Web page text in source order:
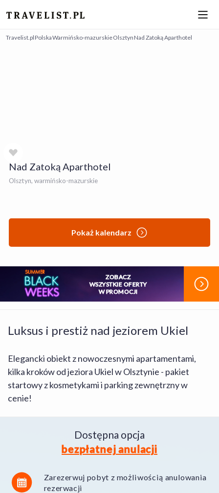
Travelist.plPolskaWarmińsko-mazurskieOlsztynNad Zatoką Aparthotel
Nad Zatoką Aparthotel
Olsztyn, warmińsko-mazurskie
Pokaż kalendarz
ZOBACZ
WSZYSTKIE OFERTY
W PROMOCJI
Luksus i prestiż nad jeziorem Ukiel
Elegancki obiekt z nowoczesnymi apartamentami,
kilka kroków od jeziora Ukiel w Olsztynie - pakiet
startowy z kosmetykami i parking zewnętrzny w
cenie!
Dostępna opcja
bezpłatnej anulacji
Zarezerwuj pobyt z możliwością anulowania
rezerwacji